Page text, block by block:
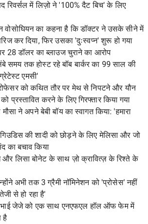
रिवर्सल में लिज़ो ने '100% दैट बिच' के लिए
वोसोघियन का कहना है कि डॉक्टर ने उसके सीने में
कर दिया, फिर उसका 'दुःस्वप्न' शुरू हो गया
28 डॉलर का ब्लाउज चुराने का आरोप
समय तक होस्ट रहे बॉब बार्कर का 99 साल की
एमसी'
को कथित तौर पर मेथ से निपटने और यौन
प्रस्तावित करने के लिए गिरफ्तार किया गया
ने अपने बेबी बॉय का स्वागत किया: 'हमारा
की शादी को छोड़ने के लिए मेलिसा और जो
का बचाव किया
और लिसा बोनेट के साथ ज़ो क्रावित्ज़ के रिश्ते के
अभी तक 3 ग्रैमी नॉमिनेशन को 'प्रोसेस' नहीं
से हो रहा है'
भाई जेजे को एक साथ एनएफएल हॉल ऑफ फेम में
है